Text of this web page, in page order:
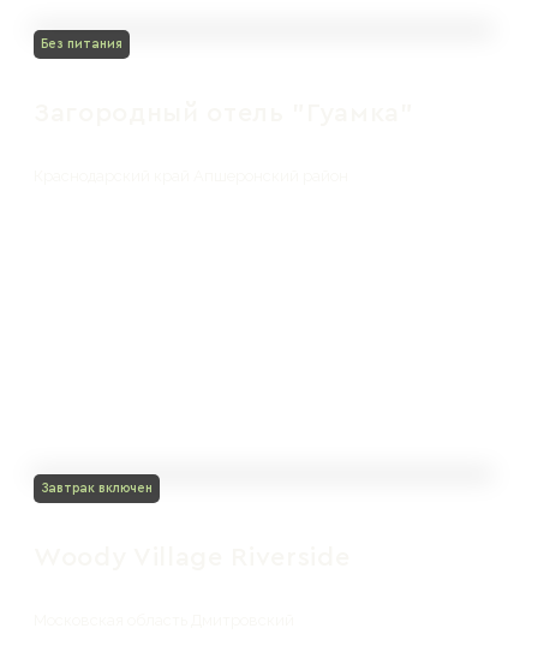
Без питания
Завтрак включен